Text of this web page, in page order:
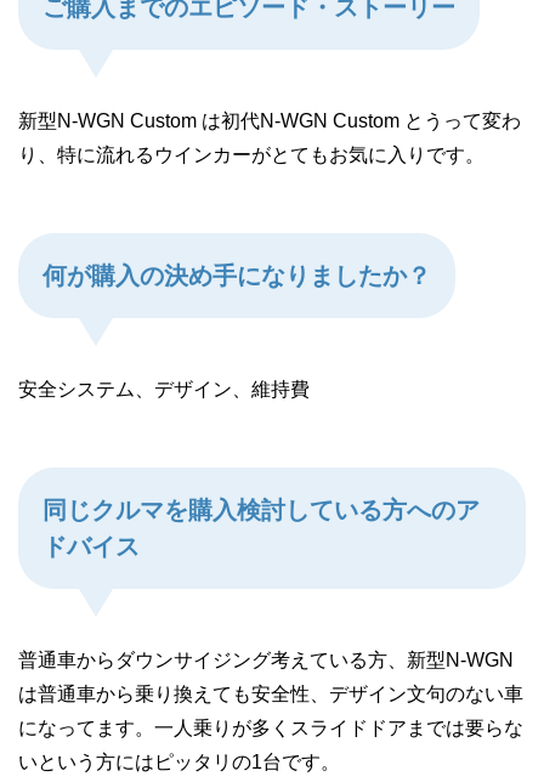
ご購入までのエピソード・ストーリー
新型N-WGN Custom は初代N-WGN Custom とうって変わ
り、特に流れるウインカーがとてもお気に入りです。
何が購入の決め手になりましたか？
安全システム、デザイン、維持費
同じクルマを購入検討している方へのア
ドバイス
普通車からダウンサイジング考えている方、新型N-WGN
は普通車から乗り換えても安全性、デザイン文句のない車
になってます。一人乗りが多くスライドドアまでは要らな
いという方にはピッタリの1台です。